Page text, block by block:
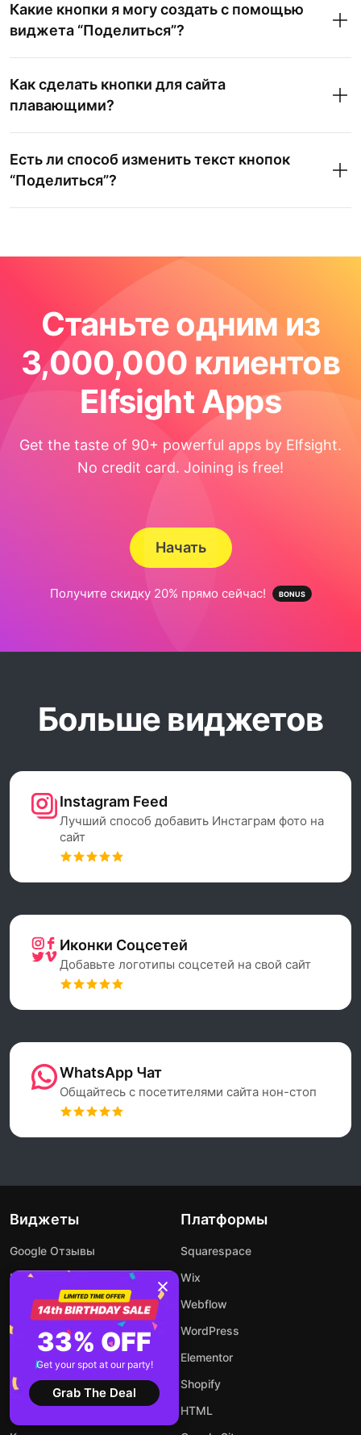
Какие кнопки я могу создать с помощью
виджета “Поделиться”?
Как сделать кнопки для сайта
плавающими?
Есть ли способ изменить текст кнопок
“Поделиться”?
Станьте одним из
3,000,000 клиентов
Elfsight Apps
Get the taste of 90+ powerful apps by Elfsight.
No credit card. Joining is free!
Начать
Получите скидку 20% прямо сейчас!
Больше виджетов
Instagram Feed
Лучший способ добавить Инстаграм фото на
сайт
Иконки Соцсетей
Добавьте логотипы соцсетей на свой сайт
WhatsApp Чат
Общайтесь с посетителями сайта нон-стоп
Виджеты
Google Отзывы
Instagram Feed
Таймер и Счетчик
Лента LinkedIn
WhatsApp Чат
Попап Конструктор
Календарь Событий
Платформы
Squarespace
Wix
Webflow
WordPress
Elementor
Shopify
HTML
33% OFF
Get your spot at our party!
Grab The Deal